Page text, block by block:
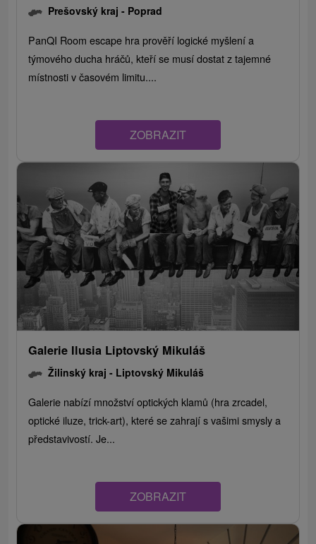
Prešovský kraj - Poprad
PanQI Room escape hra prověří logické myšlení a
týmového ducha hráčů, kteří se musí dostat z tajemné
místnosti v časovém limitu....
ZOBRAZIT
Galerie Ilusia Liptovský Mikuláš
Žilinský kraj - Liptovský Mikuláš
Galerie nabízí množství optických klamů (hra zrcadel,
optické iluze, trick-art), které se zahrají s vašimi smysly a
představivostí. Je...
ZOBRAZIT